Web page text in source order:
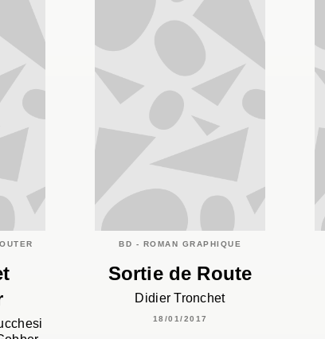
BD - ROMAN GRAPHIQUE
Sortie de Route
Didier Tronchet
18/01/2017